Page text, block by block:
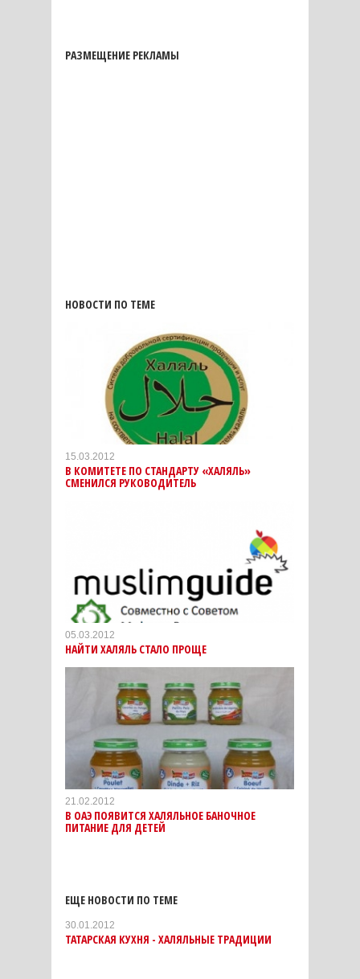
РАЗМЕЩЕНИЕ РЕКЛАМЫ
НОВОСТИ ПО ТЕМЕ
15.03.2012
В КОМИТЕТЕ ПО СТАНДАРТУ «ХАЛЯЛЬ»
СМЕНИЛСЯ РУКОВОДИТЕЛЬ
05.03.2012
НАЙТИ ХАЛЯЛЬ СТАЛО ПРОЩЕ
21.02.2012
В ОАЭ ПОЯВИТСЯ ХАЛЯЛЬНОЕ БАНОЧНОЕ
ПИТАНИЕ ДЛЯ ДЕТЕЙ
ЕЩЕ НОВОСТИ ПО ТЕМЕ
30.01.2012
ТАТАРСКАЯ КУХНЯ - ХАЛЯЛЬНЫЕ ТРАДИЦИИ